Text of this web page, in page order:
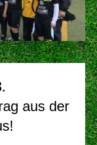
aus der